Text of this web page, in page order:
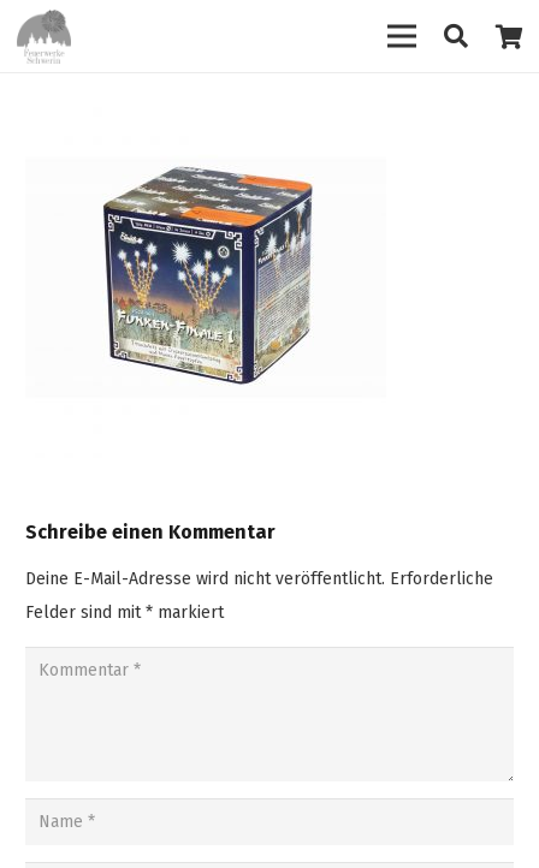
Schreibe einen Kommentar
Deine E-Mail-Adresse wird nicht veröffentlicht. Erforderliche
Felder sind mit* markiert